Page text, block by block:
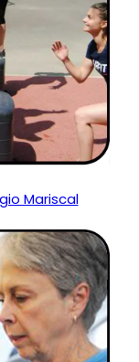
Mariscal